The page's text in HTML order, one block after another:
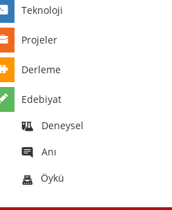
Teknoloji
Projeler
Derleme
Edebiyat
Deneysel
Anı
Öykü